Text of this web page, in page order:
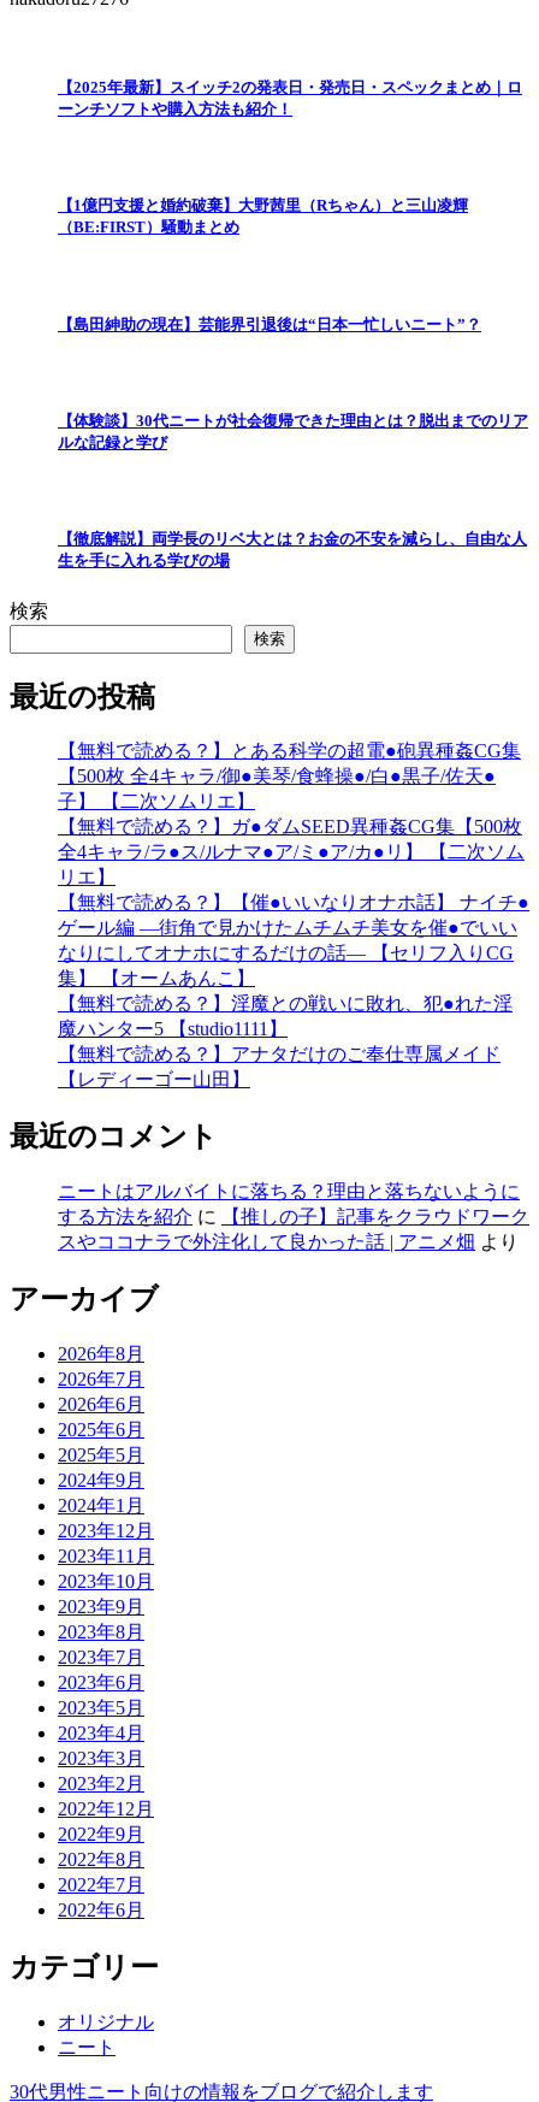
【2025年最新】スイッチ2の発表日・発売日・スペックまとめ｜ロ
ーンチソフトや購入方法も紹介！
【1億円支援と婚約破棄】大野茜里（Rちゃん）と三山凌輝
（BE:FIRST）騒動まとめ
【島田紳助の現在】芸能界引退後は“日本一忙しいニート”？
【体験談】30代ニートが社会復帰できた理由とは？脱出までのリア
ルな記録と学び
【徹底解説】両学長のリベ大とは？お金の不安を減らし、自由な人
生を手に入れる学びの場
検索
検索
最近の投稿
【無料で読める？】とある科学の超電●砲異種姦CG集
【500枚 全4キャラ/御●美琴/食蜂操●/白●黒子/佐天●
子】 【二次ソムリエ】
【無料で読める？】ガ●ダムSEED異種姦CG集【500枚
全4キャラ/ラ●ス/ルナマ●ア/ミ●ア/カ●リ】 【二次ソム
リエ】
【無料で読める？】【催●いいなりオナホ話】 ナイチ●
ゲール編 ―街角で見かけたムチムチ美女を催●でいい
なりにしてオナホにするだけの話― 【セリフ入りCG
集】 【オームあんこ】
【無料で読める？】淫魔との戦いに敗れ、犯●れた淫
魔ハンター5 【studio1111】
【無料で読める？】アナタだけのご奉仕専属メイド
【レディーゴー山田】
最近のコメント
ニートはアルバイトに落ちる？理由と落ちないように
する方法を紹介 に
【推しの子】記事をクラウドワーク
スやココナラで外注化して良かった話 | アニメ畑 より
アーカイブ
2026年8月
2026年7月
2026年6月
2025年6月
2025年5月
2024年9月
2024年1月
2023年12月
2023年11月
2023年10月
2023年9月
2023年8月
2023年7月
2023年6月
2023年5月
2023年4月
2023年3月
2023年2月
2022年12月
2022年9月
2022年8月
2022年7月
2022年6月
カテゴリー
オリジナル
ニート
30代男性ニート向けの情報をブログで紹介します